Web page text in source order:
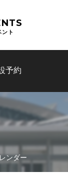
ント
予約
ンダー